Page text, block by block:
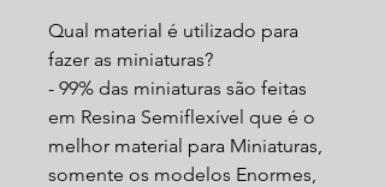
Qual material é utilizado para
fazer as miniaturas?
- 99% das miniaturas são feitas
em Resina Semiflexível que é o
melhor material para Miniaturas,
somente os modelos Enormes,